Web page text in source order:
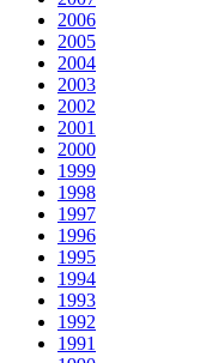
2006
2005
2004
2003
2002
2001
2000
1999
1998
1997
1996
1995
1994
1993
1992
1991